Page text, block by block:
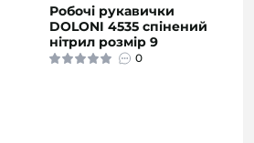
Робочі рукавички
DOLONI 4535 спінений
нітрил розмір 9
0